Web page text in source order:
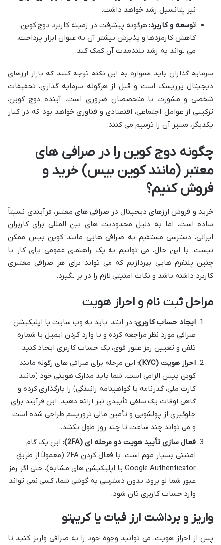
نیز پتانسیل رشد خواهد داشت.
توسعه و کاربرد: هرگونه پیشرفت در زمینه کاربرد دوج کوین،
کاهش کارمزدها و پذیرش بیشتر آن به عنوان ابزار پرداخت،
می تواند به رشد بلندمدت آن کمک کند.
سرمایه گذاران باید همواره به این نکته توجه کنند که بازار ارزهای
دیجیتال پرریسک است و قبل از هرگونه سرمایه گذاری، تحقیقات
شخصی و مشورت با متخصصان ضروری است. آینده دوج کوین،
ترکیبی از عوامل اجتماعی، اقتصادی و فناوری خواهد بود که در کنار
یکدیگر، مسیر آن را ترسیم می کنند.
چگونه دوج کوین را در صرافی های
معتبر (مانند کوین بیس) خرید و
فروش کنیم؟
خرید و فروش ارزهای دیجیتال در صرافی های معتبر، فرآیندی نسبتاً
ساده است، اما به دلیل محدودیت های بین المللی برای کاربران
ایرانی، دسترسی مستقیم به صرافی هایی مانند کوین بیس ممکن
نیست. با این حال، می توانیم به یک راهنمای عمومی برای کار با
چنین پلتفرم هایی بپردازیم که می تواند برای هر صرافی معتبری
کاربرد داشته باشد و نکات امنیتی لازم را در بر بگیرد.
مراحل ثبت نام و احراز هویت
ایجاد حساب کاربری: در ابتدا باید به وب سایت یا اپلیکیشن
صرافی مورد نظر مراجعه کرده و با وارد کردن ایمیل یا شماره
تلفن و تعیین رمز عبور قوی، یک حساب کاربری ایجاد کنید.
احراز هویت (KYC):
این مرحله برای صرافی های رگوله مانند
کوین بیس الزامی است. شما باید مدارک هویتی خود (مانند
کارت ملی، گذرنامه یا گواهینامه رانندگی) را بارگذاری کرده و
گاهی اوقات یک سلفی تأییدی نیز ارائه دهید. این فرآیند برای
جلوگیری از پولشویی و تأمین مالی تروریسم طراحی شده است
و می تواند چند ساعت تا چند روز طول بکشد.
فعال سازی تأیید هویت دو مرحله ای (2FA):
این یک گام
امنیتی بسیار مهم است. با فعال کردن 2FA (معمولاً از طریق
Google Authenticator یا اپلیکیشن های مشابه)، حتی اگر رمز
عبور شما لو برود، بدون دسترسی به گوشی شما، کسی نمی تواند
وارد حساب کاربری تان شود.
واریز و برداشت ارز فیات یا کریپتو
پس از احراز هویت، می توانید وجوه خود را به صرافی واریز کنید تا